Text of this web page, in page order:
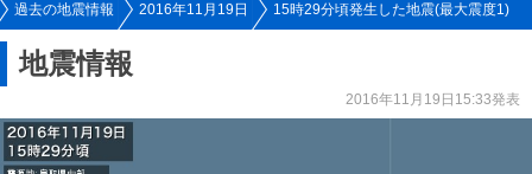
過去の地震情報 2016年11月19日 15時29分頃発生した地震(最大震度1)
地震情報
2016年11月19日15:33発表